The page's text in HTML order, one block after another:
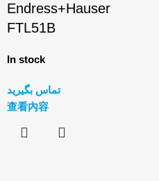
Endress+Hauser
FTL51B
In stock
تماس بگیرید
查看內容